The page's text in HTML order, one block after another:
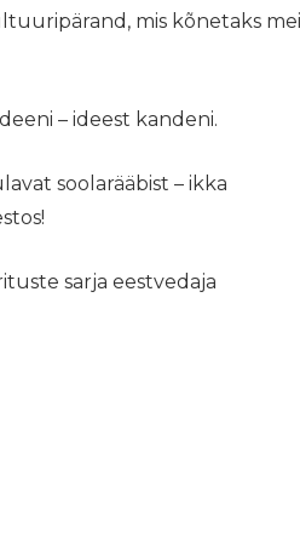
mis kõnetaks
– ideest kandeni.
soolarääbist – ikka
sarja eestvedaja